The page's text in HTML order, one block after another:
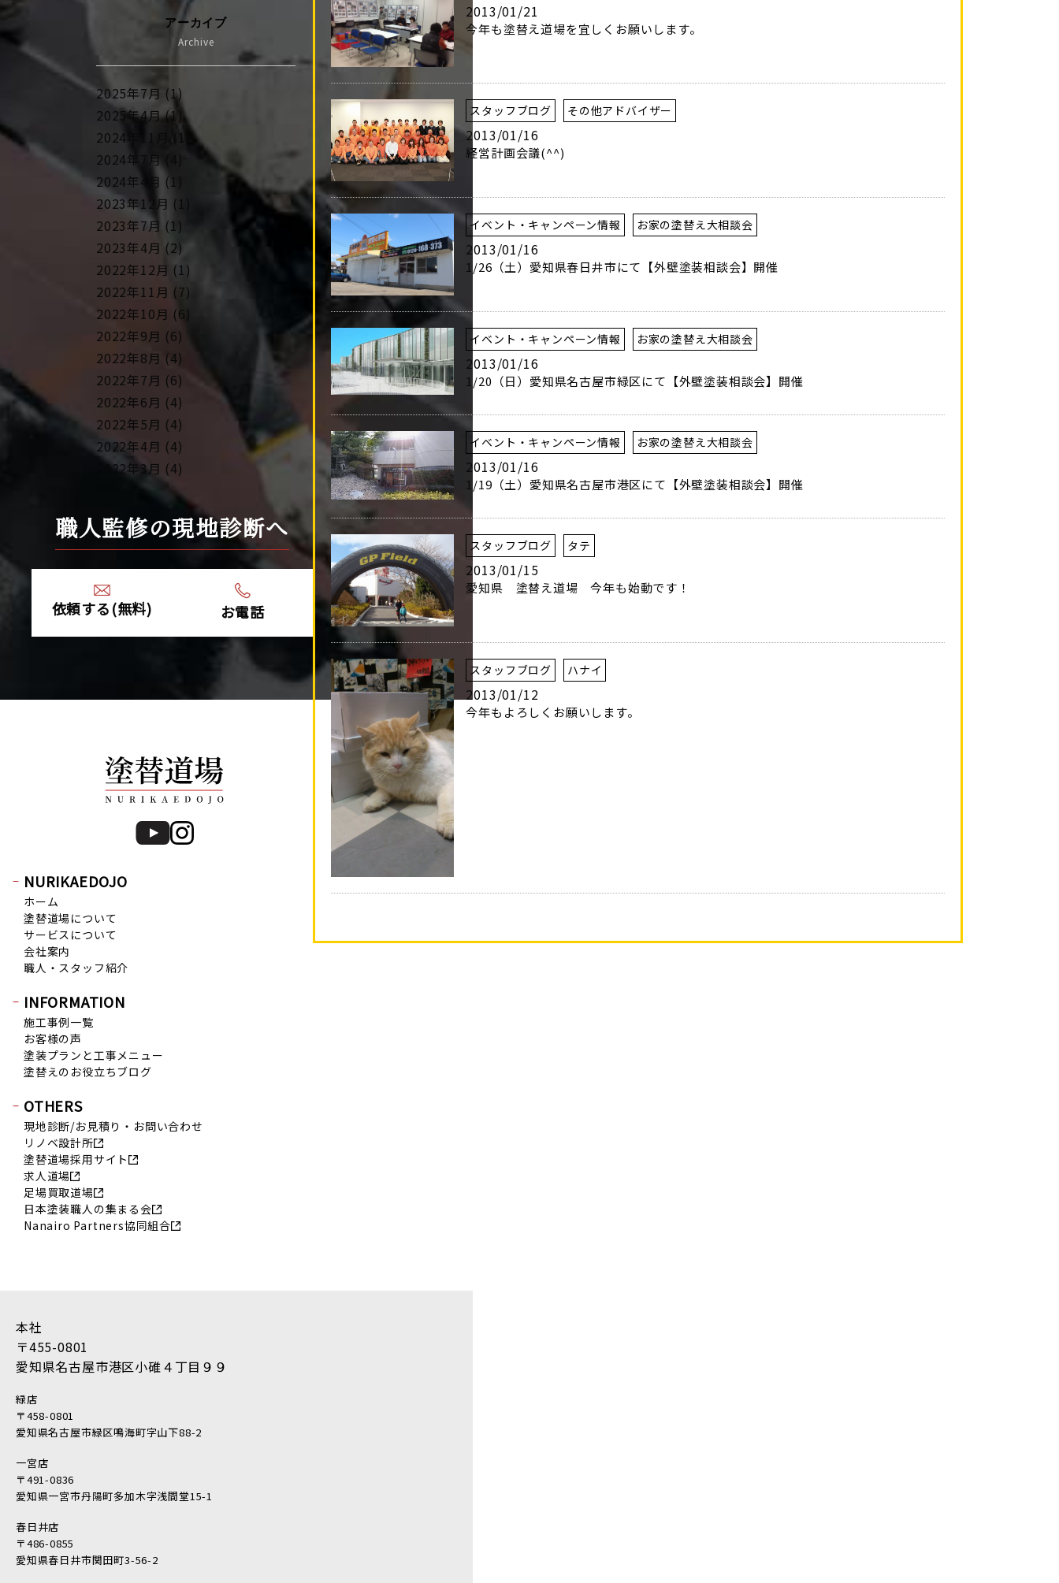
2013/01/21
今年も塗替え道場を宜しくお願いします。
スタッフブログ その他アドバイザー
2013/01/16
経営計画会議(^^)
イベント・キャンペーン情報 お家の塗替え大相談会
2013/01/16
1/26（土）愛知県春日井市にて【外壁塗装相談会】開催
イベント・キャンペーン情報 お家の塗替え大相談会
2013/01/16
1/20（日）愛知県名古屋市緑区にて【外壁塗装相談会】開催
イベント・キャンペーン情報 お家の塗替え大相談会
2013/01/16
1/19（土）愛知県名古屋市港区にて【外壁塗装相談会】開催
スタッフブログ タテ
2013/01/15
愛知県 塗替え道場 今年も始動です！
スタッフブログ ハナイ
2013/01/12
今年もよろしくお願いします。
アーカイブ
Archive
2025年7月 (1)
2025年4月 (1)
2024年11月 (1)
2024年7月 (4)
2024年4月 (1)
2023年12月 (1)
2023年7月 (1)
2023年4月 (2)
2022年12月 (1)
2022年11月 (7)
2022年10月 (6)
2022年9月 (6)
2022年8月 (4)
2022年7月 (6)
2022年6月 (4)
2022年5月 (4)
2022年4月 (4)
2022年3月 (4)
2022年2月 (4)
2022年1月 (4)
2021年12月 (4)
2021年10月 (10)
2021年8月 (1)
2021年4月 (1)
2020年3月 (7)
2020年2月 (9)
2020年1月 (9)
2019年12月 (6)
2019年11月 (13)
2019年9月 (20)
2019年7月 (20)
2019年5月 (16)
2019年4月 (14)
2019年1月 (8)
2018年10月 (17)
2018年9月 (14)
2018年7月 (19)
2018年6月 (11)
2017年11月 (9)
2017年8月 (23)
2017年5月 (17)
2017年2月 (46)
職人監修の現地診断へ
依頼する(無料) お電話
NURIKAEDOJO
ホーム
塗替道場について
サービスについて
会社案内
職人・スタッフ紹介
INFORMATION
施工事例一覧
お客様の声
塗装プランと工事メニュー
塗替えのお役立ちブログ
OTHERS
現地診断/お見積り・お問い合わせ
リノベ設計所
塗替道場採用サイト
求人道場
足場買取道場
日本塗装職人の集まる会
Nanairo Partners協同組合
本社
〒455-0801
愛知県名古屋市港区小碓４丁目９９
緑店
〒458-0801
愛知県名古屋市緑区鳴海町字山下88-2
一宮店
〒491-0836
愛知県一宮市丹陽町多加木字浅間堂15-1
春日井店
〒486-0855
愛知県春日井市関田町3-56-2